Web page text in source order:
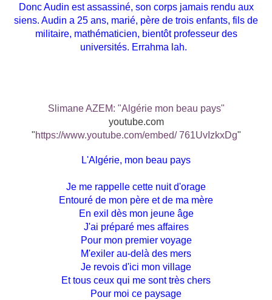
Donc Audin est assassiné, son corps jamais rendu aux
siens. Audin a 25 ans, marié, père de trois enfants, fils de
militaire, mathématicien, bientôt professeur des
universités. Errahma lah.
Slimane AZEM: "Algérie mon beau pays"
youtube.com
"https://www.youtube.com/embed/ 761UvIzkxDg"
L'Algérie, mon beau pays
Je me rappelle cette nuit d'orage
Entouré de mon père et de ma mère
En exil dès mon jeune âge
J'ai préparé mes affaires
Pour mon premier voyage
M'exiler au-delà des mers
Je revois d'ici mon village
Et tous ceux qui me sont très chers
Pour moi ce paysage